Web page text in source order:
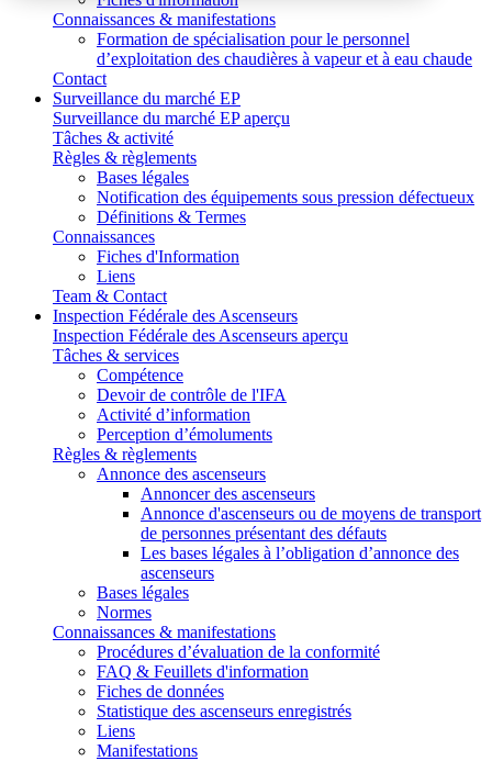
Connaissances & manifestations
Formation de spécialisation pour le personnel
d’exploitation des chaudières à vapeur et à eau chaude
Contact
Surveillance du marché EP
Surveillance du marché EP aperçu
Tâches & activité
Règles & règlements
Bases légales
Notification des équipements sous pression défectueux
Définitions & Termes
Connaissances
Fiches d'Information
Liens
Team & Contact
Inspection Fédérale des Ascenseurs
Inspection Fédérale des Ascenseurs aperçu
Tâches & services
Compétence
Devoir de contrôle de l'IFA
Activité d’information
Perception d’émoluments
Règles & règlements
Annonce des ascenseurs
Annoncer des ascenseurs
Annonce d'ascenseurs ou de moyens de transport
de personnes présentant des défauts
Les bases légales à l’obligation d’annonce des
ascenseurs
Bases légales
Normes
Connaissances & manifestations
Procédures d’évaluation de la conformité
FAQ & Feuillets d'information
Fiches de données
Statistique des ascenseurs enregistrés
Liens
Manifestations